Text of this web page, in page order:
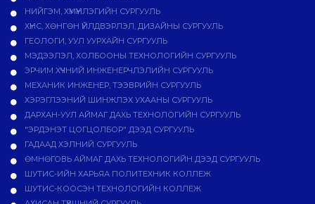
НИЙГЭМ, ХҮМҮҮНЛЭГИЙН СУРГУУЛЬ
ХҮНС, ХӨНГӨН ҮЙЛДВЭРЛЭЛ, ДИЗАЙНЫ СУРГУУЛЬ
ГЕОЛОГИ, УУЛ УУРХАЙН СУРГУУЛЬ
МЭДЭЭЛЭЛ, ХОЛБООНЫ ТЕХНОЛОГИЙН СУРГУУЛЬ
ЭРЧИМ ХҮЧНИЙ ИНЖЕНЕРЧЛЭЛИЙН СУРГУУЛЬ
МЕХАНИК ИНЖЕНЕР, ТЭЭВРИЙН СУРГУУЛЬ
ХЭРЭГЛЭЭНИЙ ШИНЖЛЭХ УХААНЫ СУРГУУЛЬ
ДАРХАН-УУЛ АЙМАГ ДАХЬ ТЕХНОЛОГИЙН СУРГУУЛЬ
"ЭРДЭНЭТ ЦОГЦОЛБОР" ДЭЭД СУРГУУЛЬ
ГАДААД ХЭЛНИЙ СУРГУУЛЬ
ӨМНӨГОВЬ АЙМАГ ДАХЬ ТЕХНОЛОГИЙН ДЭЭД СУРГУУЛЬ
ШУТИС-ИЙН ХАРЬЯА ПОЛИТЕХНИК КОЛЛЕЖ
ШУТИС-КООСЭН ТЕХНОЛОГИЙН КОЛЛЕЖ